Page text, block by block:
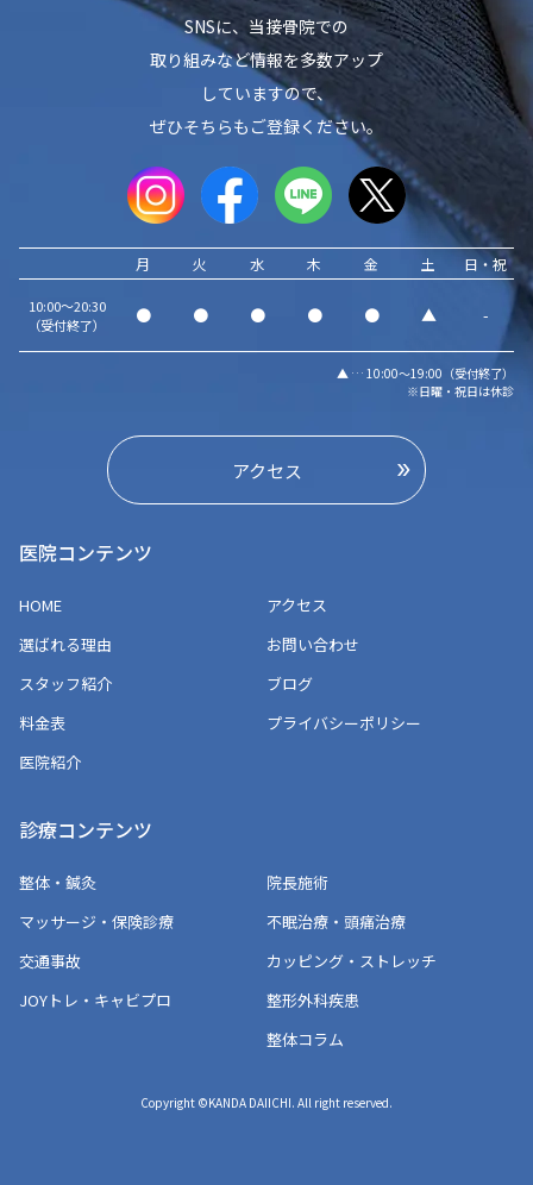
SNSに、当接骨院での
取り組みなど情報を多数アップ
していますので、
ぜひそちらもご登録ください。
月 火 水 木 金 土 日・祝
10:00～20:30
（受付終了）
● ● ● ● ● ▲ -
▲ … 10:00～19:00（受付終了）
※日曜・祝日は休診
アクセス
医院コンテンツ
HOME
選ばれる理由
スタッフ紹介
料金表
医院紹介
アクセス
お問い合わせ
ブログ
プライバシーポリシー
診療コンテンツ
整体・鍼灸
マッサージ・保険診療
交通事故
JOYトレ・キャビプロ
院長施術
不眠治療・頭痛治療
カッピング・ストレッチ
整形外科疾患
整体コラム
Copyright ©KANDA DAIICHI. All right reserved.